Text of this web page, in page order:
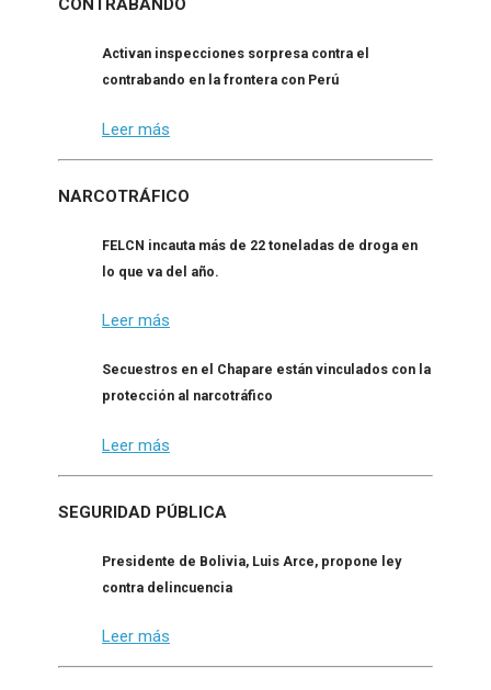
CONTRABANDO
Activan inspecciones sorpresa contra el
contrabando en la frontera con Perú
Leer más
NARCOTRÁFICO
FELCN incauta más de 22 toneladas de droga en
lo que va del año.
Leer más
Secuestros en el Chapare están vinculados con la
protección al narcotráfico
Leer más
SEGURIDAD PÚBLICA
Presidente de Bolivia, Luis Arce, propone ley
contra delincuencia
Leer más